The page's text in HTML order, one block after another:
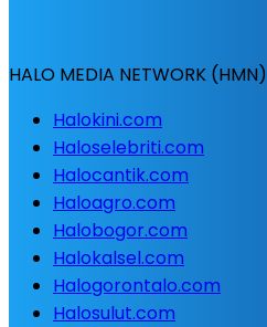
HALO MEDIA NETWORK (HMN)
Halokini.com
Haloselebriti.com
Halocantik.com
Haloagro.com
Halobogor.com
Halokalsel.com
Halogorontalo.com
Halosulut.com